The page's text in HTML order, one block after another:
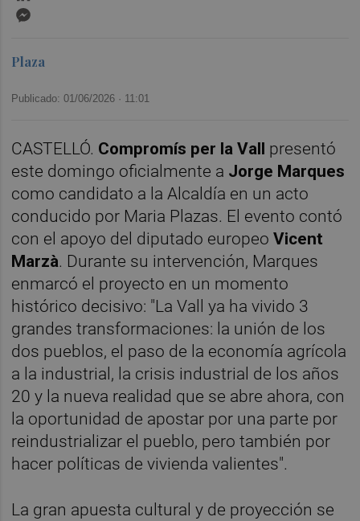
Plaza
Publicado: 01/06/2026 · 11:01
CASTELLÓ. Compromís per la Vall presentó
este domingo oficialmente a Jorge Marques
como candidato a la Alcaldía en un acto
conducido por Maria Plazas. El evento contó
con el apoyo del diputado europeoVicent
Marzà. Durante su intervención, Marques
enmarcó el proyecto en un momento
histórico decisivo: "La Vall ya ha vivido 3
grandes transformaciones: la unión de los
dos pueblos, el paso de la economía agrícola
a la industrial, la crisis industrial de los años
20 y la nueva realidad que se abre ahora, con
la oportunidad de apostar por una parte por
reindustrializar el pueblo, pero también por
hacer políticas de vivienda valientes".
La gran apuesta cultural y de proyección se